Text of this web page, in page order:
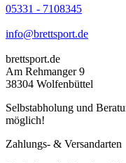
05331 - 7108345
info@brettsport.de
brettsport.de
Am Rehmanger 9
38304 Wolfenbüttel
Selbstabholung und
möglich!
Zahlungs- & Versandarten